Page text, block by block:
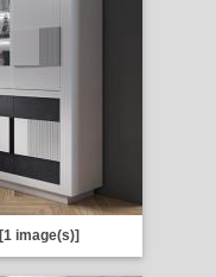
[1 image(s)]